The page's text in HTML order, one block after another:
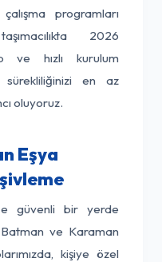
programları
2026
ve hızlı kurulum
sürekliliğinizi en az
oluyoruz.
Eşya
güvenli bir yerde
ve Karaman
kişiye özel